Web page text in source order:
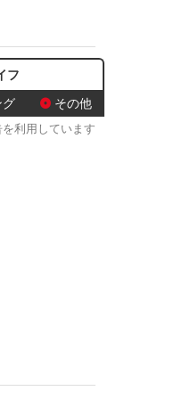
グ その他
フ
利用しています